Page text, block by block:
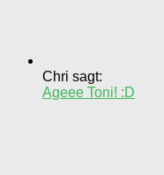
Chri sagt:
Ageee Toni! :D